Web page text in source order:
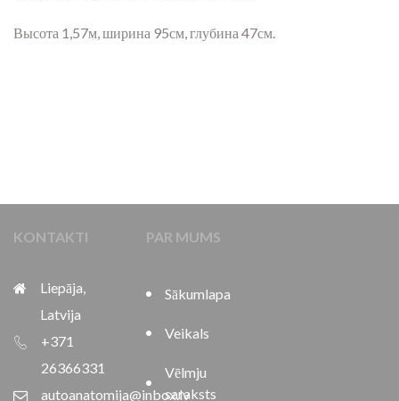
Высота 1,57м, ширина 95см, глубина 47см.
KONTAKTI
Liepāja,
Latvija
+371
26366331
autoanatomija@inbox.lv
PAR MUMS
Sākumlapa
Veikals
Vēlmju
saraksts